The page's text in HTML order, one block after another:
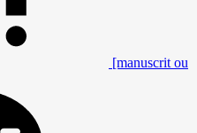
[manuscrit ou